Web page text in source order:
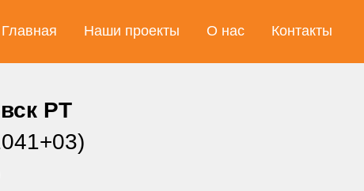
Главная Наши проекты О нас Контакты
РТ